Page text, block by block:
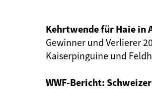
Kehrtwende für Haie in
Gewinner und Verlierer
Kaiserpinguine und
WWF-Bericht: